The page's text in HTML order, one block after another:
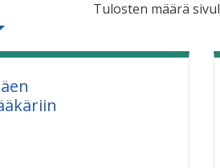
Tulosten määrä